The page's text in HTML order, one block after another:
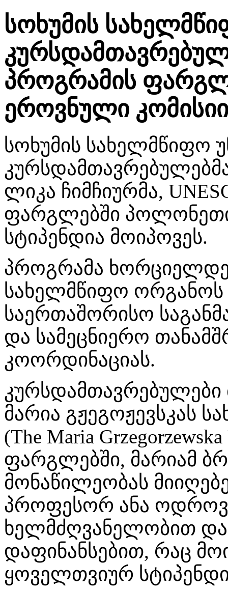
სოხუმის
პროგრამის
ეროვნული
სოხუმის სახელმწიფო
ლიკა ჩიმჩიურმა,
ფარგლებში
სტიპენდია მოიპოვეს.
პროგრამა
სახელმწიფო
საერთაშორისო
და სამეცნიერო
კოორდინაციას.
კურსდამთავრებულები
მარია გჟეგოჟევსკას
(The Maria
ფარგლებში, მარიამ
მონაწილეობას
პროფესორ ანა
ხელმძღვანელობით
დაფინანსებით, რაც
ყოველთვიურ